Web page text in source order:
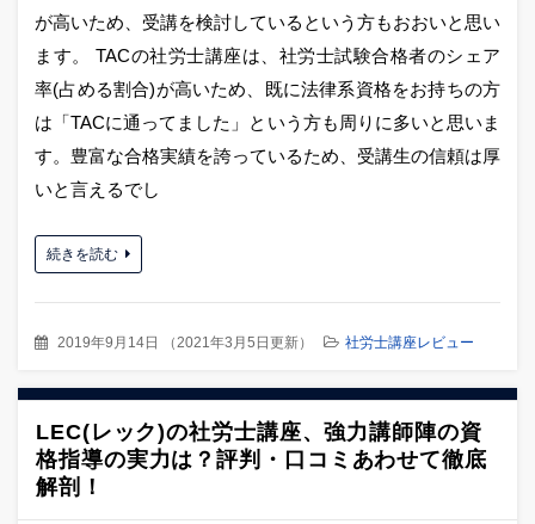
が高いため、受講を検討しているという方もおおいと思い
ます。 TACの社労士講座は、社労士試験合格者のシェア
率(占める割合)が高いため、既に法律系資格をお持ちの方
は「TACに通ってました」という方も周りに多いと思いま
す。豊富な合格実績を誇っているため、受講生の信頼は厚
いと言えるでし
続きを読む
2019年9月14日 （ 2021年3月5日更新） 社労士講座レビュー
LEC(レック)の社労士講座、強力講師陣の資
格指導の実力は？評判・口コミあわせて徹底
解剖！